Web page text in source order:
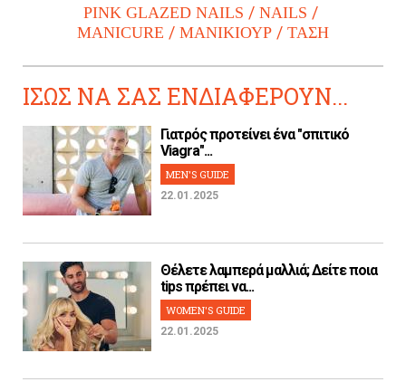
PINK GLAZED NAILS
NAILS
MANICURE
ΜΑΝΙΚΙΟΥΡ ΤΑΣΗ
ΙΣΩΣ ΝΑ ΣΑΣ ΕΝΔΙΑΦΕΡΟΥΝ...
Γιατρός προτείνει ένα "σπιτικό
Viagra"...
MEN'S GUIDE
22.01.2025
Θέλετε λαμπερά μαλλιά; Δείτε ποια
tips πρέπει να...
WOMEN'S GUIDE
22.01.2025